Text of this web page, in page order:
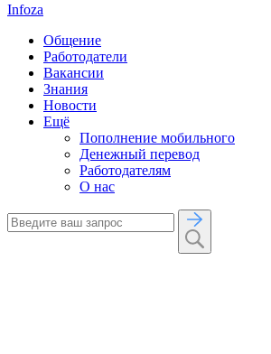
Infoza
Общение
Работодатели
Вакансии
Знания
Новости
Ещё
Пополнение мобильного
Денежный перевод
Работодателям
О нас